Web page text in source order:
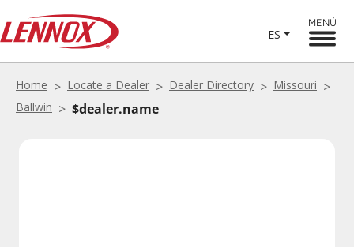
ES
MENÚ
Home Locate a Dealer Dealer Directory
Missouri
Ballwin
$dealer.name